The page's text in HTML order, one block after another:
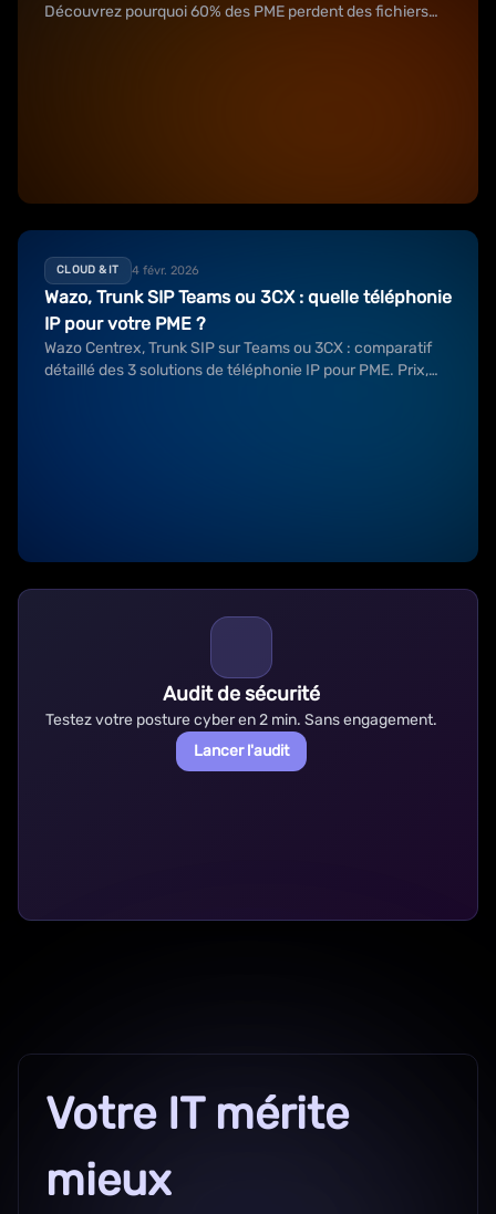
Découvrez pourquoi 60% des PME perdent des fichiers
CLOUD & IT 4 févr. 2026
Wazo, Trunk SIP Teams ou 3CX : quelle téléphonie
IP pour votre PME ?
Wazo Centrex, Trunk SIP sur Teams ou 3CX : comparatif
détaillé des 3 solutions de téléphonie IP pour PME. Prix,
Audit de sécurité
Testez votre posture cyber en 2 min. Sans engagement.
Lancer l'audit
Votre IT mérite
mieux